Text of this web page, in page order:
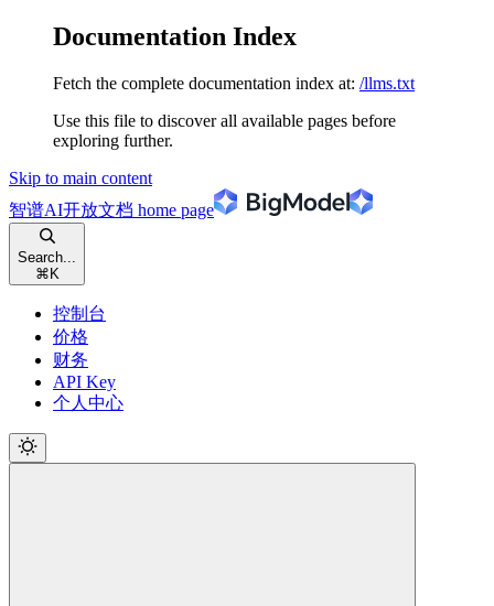
Documentation Index
Fetch the complete documentation index at: /llms.txt
Use this file to discover all available pages before
exploring further.
Skip to main content
智谱AI开放文档 home page
Search...
⌘ K
控制台
价格
财务
API Key
个人中心